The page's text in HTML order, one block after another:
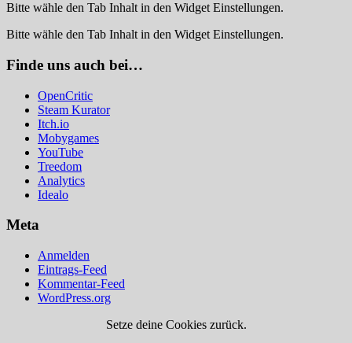
Bitte wähle den Tab Inhalt in den Widget Einstellungen.
Bitte wähle den Tab Inhalt in den Widget Einstellungen.
Finde uns auch bei…
OpenCritic
Steam Kurator
Itch.io
Mobygames
YouTube
Treedom
Analytics
Idealo
Meta
Anmelden
Eintrags-Feed
Kommentar-Feed
WordPress.org
Setze deine Cookies zurück.